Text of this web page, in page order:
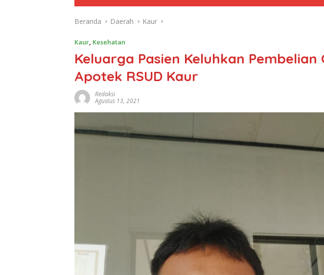
Beranda Daerah Kaur
Kaur, Kesehatan
Keluarga Pasien Keluhkan
Apotek RSUD Kaur
Redaksi
Agustus 13, 2021